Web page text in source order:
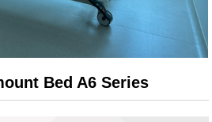
Bed A6 Series